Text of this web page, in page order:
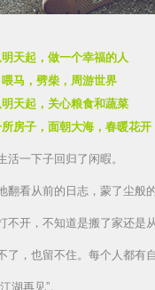
天起，做一个幸福的人
喂马，劈柴，周游世界
天起，关心粮食和蔬菜
房子，面朝大海，春暖花开
一下子回归了闲暇。
翻看从前的日志，蒙了尘般
不开，不知道是搬了家还是
了，也留不住。每个人都有
湖再见”。